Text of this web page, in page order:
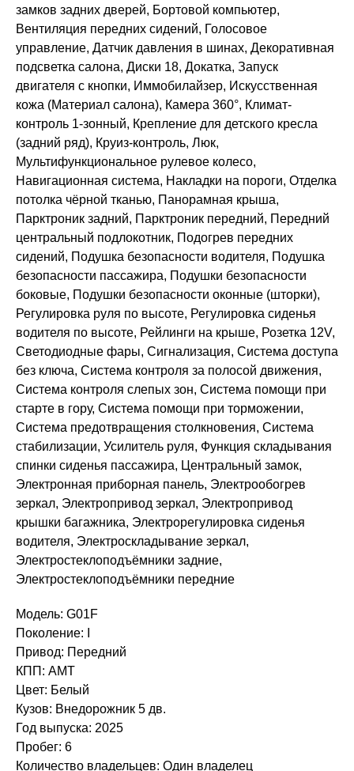
замков задних дверей, Бортовой компьютер,
Вентиляция передних сидений, Голосовое
управление, Датчик давления в шинах, Декоративная
подсветка салона, Диски 18, Докатка, Запуск
двигателя с кнопки, Иммобилайзер, Искусственная
кожа (Материал салона), Камера 360°, Климат-
контроль 1-зонный, Крепление для детского кресла
(задний ряд), Круиз-контроль, Люк,
Мультифункциональное рулевое колесо,
Навигационная система, Накладки на пороги, Отделка
потолка чёрной тканью, Панорамная крыша,
Парктроник задний, Парктроник передний, Передний
центральный подлокотник, Подогрев передних
сидений, Подушка безопасности водителя, Подушка
безопасности пассажира, Подушки безопасности
боковые, Подушки безопасности оконные (шторки),
Регулировка руля по высоте, Регулировка сиденья
водителя по высоте, Рейлинги на крыше, Розетка 12V,
Светодиодные фары, Сигнализация, Система доступа
без ключа, Система контроля за полосой движения,
Система контроля слепых зон, Система помощи при
старте в гору, Система помощи при торможении,
Система предотвращения столкновения, Система
стабилизации, Усилитель руля, Функция складывания
спинки сиденья пассажира, Центральный замок,
Электронная приборная панель, Электрообогрев
зеркал, Электропривод зеркал, Электропривод
крышки багажника, Электрорегулировка сиденья
водителя, Электроскладывание зеркал,
Электростеклоподъёмники задние,
Электростеклоподъёмники передние
Модель: G01F
Поколение: I
Привод: Передний
КПП: AMT
Цвет: Белый
Кузов: Внедорожник 5 дв.
Год выпуска: 2025
Пробег: 6
Количество владельцев: Один владелец